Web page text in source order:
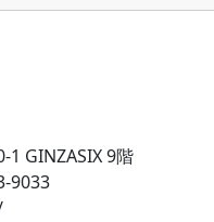
1 GINZASIX 9階
9033